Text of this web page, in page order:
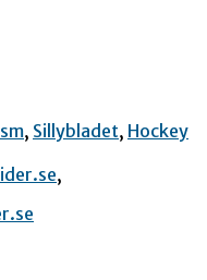
, Sillybladet, Hockey
,